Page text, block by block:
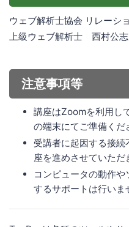
ウェブ解析士協会 リレーシ
上級ウェブ解析士 西村公志
注意事項等
講座はZoomを利用し
の端末にてご準備くだ
受講者に起因する接
座を進めさせていただ
コンピュータの動作
するサポートは行い